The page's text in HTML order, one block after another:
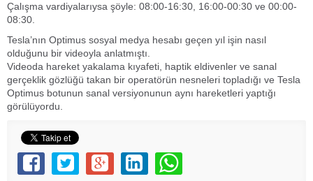
Çalışma vardiyalarıysa şöyle: 08:00-16:30, 16:00-00:30 ve 00:00-
08:30.
Tesla’nın Optimus sosyal medya hesabı geçen yıl işin nasıl
olduğunu bir videoyla anlatmıştı.
Videoda hareket yakalama kıyafeti, haptik eldivenler ve sanal
gerçeklik gözlüğü takan bir operatörün nesneleri topladığı ve Tesla
Optimus botunun sanal versiyonunun aynı hareketleri yaptığı
görülüyordu.